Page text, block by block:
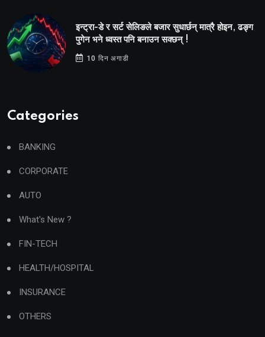
इन्ट्रा-डे र सर्ट सेलिङले बजार सुधार्छन् मात्रै होइन, ढङ्ग
पुगेन भने ध्वस्त पनि बनाउन सक्छन् !
10 दिन अगाडी
Categories
BANKING
CORPORATE
AUTO
What's New ?
FIN-TECH
HEALTH/HOSPITAL
INSURANCE
OTHERS